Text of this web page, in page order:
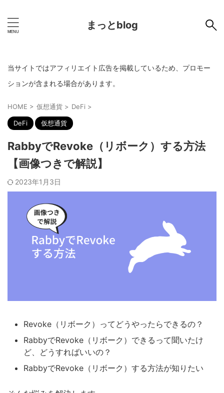
まっとblog
当サイトではアフィリエイト広告を掲載しているため、プロモー
ションが含まれる場合があります。
HOME > 仮想通貨 > DeFi >
DeFi 仮想通貨
RabbyでRevoke（リボーク）する方法
【画像つきで解説】
2023年1月3日
Revoke（リボーク）ってどうやったらできるの？
RabbyでRevoke（リボーク）できるって聞いたけ
ど、どうすればいいの？
RabbyでRevoke（リボーク）する方法が知りたい